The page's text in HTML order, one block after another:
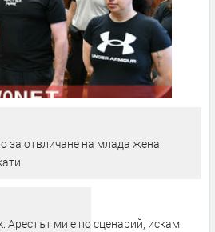
за отвличане на млада жена
Арестът ми е по сценарий, искам